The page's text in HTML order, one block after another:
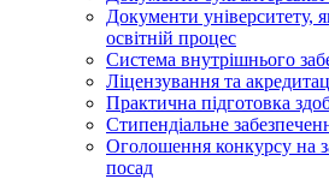
Документи університету,
освітній процес
Система внутрішнього
Ліцензування та
Практична підготовка
Стипендіальне
Оголошення конкурсу на
посад